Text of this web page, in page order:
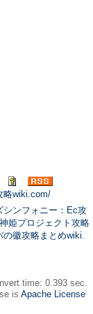
略wiki.com/
シンフォニー：Ec攻
神姫プロジェクト攻略
の徽攻略まとめwiki.
time: 0.393 sec.
is Apache License